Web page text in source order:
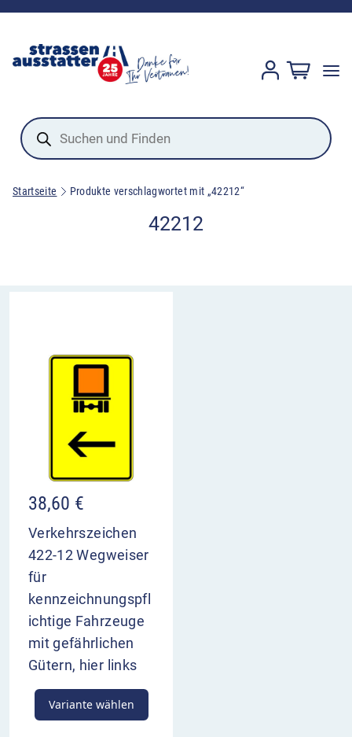
Products
search
Startseite Produkte verschlagwortet mit „42212“
42212
38,60 €
Verkehrszeichen
422-12 Wegweiser
für
kennzeichnungspfl
ichtige Fahrzeuge
mit gefährlichen
Gütern, hier links
Variante wählen